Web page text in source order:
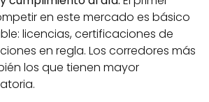
en este mercado es básico
licencias, certificaciones de
en regla. Los corredores más
los que tienen mayor